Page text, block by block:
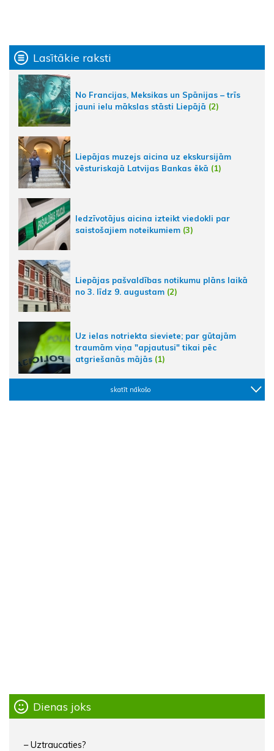
Lasītākie raksti
No Francijas, Meksikas un Spānijas – trīs
jauni ielu mākslas stāsti Liepājā (2)
Liepājas muzejs aicina uz ekskursijām
vēsturiskajā Latvijas Bankas ēkā (1)
Iedzīvotājus aicina izteikt viedokli par
saistošajiem noteikumiem (3)
Liepājas pašvaldības notikumu plāns laikā
no 3. līdz 9. augustam (2)
Uz ielas notriekta sieviete; par gūtajām
traumām viņa "apjautusi" tikai pēc
atgriešanās mājās (1)
skatīt nākošo
Dienas joks
– Uztraucaties?